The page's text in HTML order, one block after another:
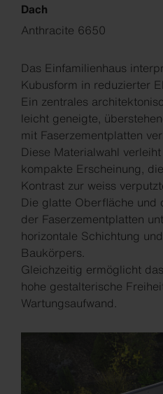
Dach
Anthracite 6650
Das Einfamilienhaus
Kubusform in reduzierter
Ein zentrales
leicht geneigte,
mit Faserzementplatten
Diese Materialwahl
kompakte Erscheinung,
Kontrast zur weiss
Die glatte Oberfläche und
der Faserzementplatten
horizontale Schichtung
Baukörpers.
Gleichzeitig ermöglicht
hohe gestalterische
Wartungsaufwand.